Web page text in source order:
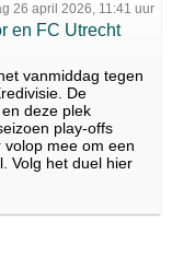
26 april 2026, 11:41 uur
en FC Utrecht
vanmiddag tegen
De
deze plek
play-offs
mee om een
Volg het duel hier